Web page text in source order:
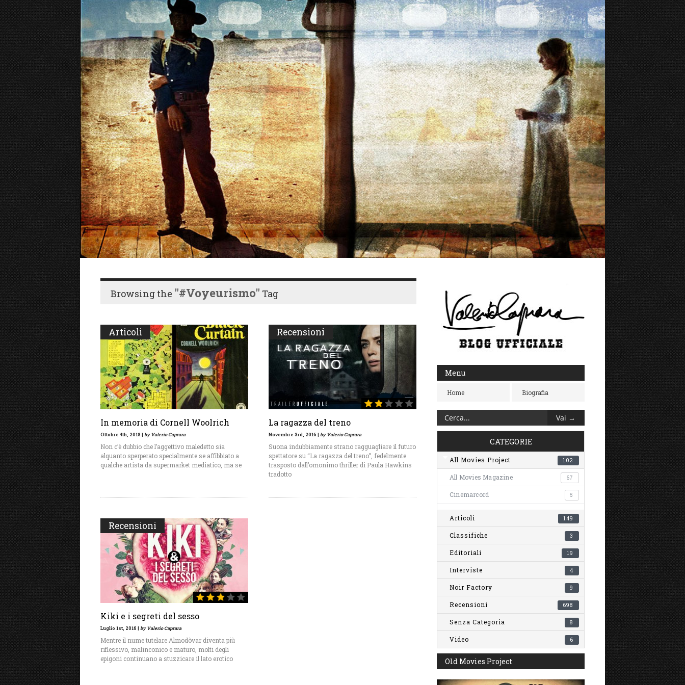
Browsing the "#voyeurismo" Tag
Articoli
In memoria di Cornell Woolrich
Ottobre 4th, 2018 | by Valerio Caprara
Non c’è dubbio che l’aggettivo maledetto sia
alquanto sperperato specialmente se affibbiato a
qualche artista da supermarket mediatico, ma se
Recensioni
La ragazza del treno
Novembre 3rd, 2016 | by Valerio Caprara
Suona indubbiamente strano ragguagliare il futuro
spettatore su “La ragazza del treno”, fedelmente
trasposto dall’omonimo thriller di Paula Hawkins
tradotto
Recensioni
Kiki e i segreti del sesso
Luglio 1st, 2016 | by Valerio Caprara
Mentre il nume tutelare Almodòvar diventa più
riflessivo, malinconico e maturo, molti degli
epigoni continuano a stuzzicare il lato erotico
Menu
Home Biografia
CATEGORIE
All Movies Project 102
All Movies Magazine 67
Cinemarcord 5
Articoli 149
Classifiche 3
Editoriali 19
Interviste 4
Noir Factory 9
Recensioni 698
Senza Categoria 8
Video 6
Old Movies Project